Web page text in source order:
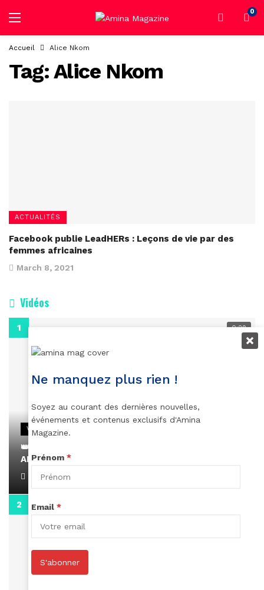
0
Accueil Alice Nkom
Tag:Alice Nkom
ACTUALITÉS
Facebook publie LeadHERs : Leçons de vie par des
femmes africaines
March 8, 2021
Vidéos
0:29
VIDEOS
👑 Remerciements à Ayden pour son message sur
AMINA, le Magazine de la Femme
April 1, 2022
Ne manquez plus rien !
Soyez au courant des dernières nouvelles,
événements et contenus exclusifs d'Amina
Magazine.
Prénom *
Email *
S'abonner